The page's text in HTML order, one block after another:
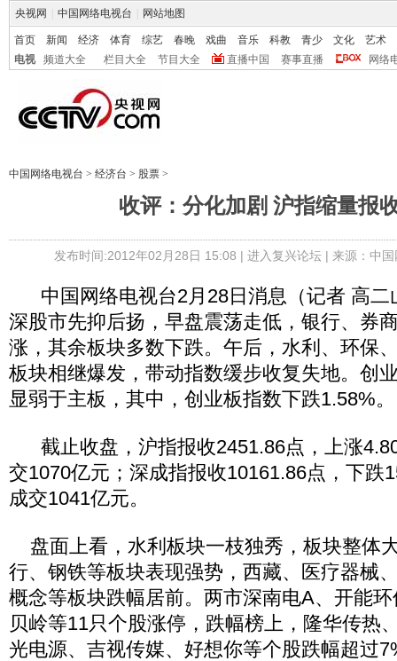
央视网 中国网络电视台 网站地图
首页 新闻 经济 体育 综艺 春晚 戏曲 音乐 科教 青少 文化
艺术
电视
频道大全 栏目大全 节目大全 直播中国 赛事直播 网络
中国网络电视台 > 经济台 > 股票 >
收评：分化加剧 沪指缩量报
发布时间:2012年02月28日 15:08 | 进入复兴论坛| 来源：中
中国网络电视台2月28日消息（记者 高二
深股市先抑后扬，早盘震荡走低，银行、券
涨，其余板块多数下跌。午后，水利、环保
板块相继爆发，带动指数缓步收复失地。创
显弱于主板，其中，创业板指数下跌1.58%。
截止收盘，沪指报收2451.86点，上涨
交1070亿元；深成指报收10161.86点，下跌
成交1041亿元。
盘面上看，水利板块一枝独秀，板块整体
行、钢铁等板块表现强势，西藏、医疗器械
概念等板块跌幅居前。两市深南电A、开能
贝岭等11只个股涨停，跌幅榜上，隆华传热
光电源、吉视传媒、好想你等个股跌幅超过